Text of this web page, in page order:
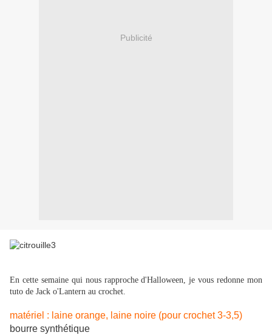
Publicité
En cette semaine qui nous rapproche d'Halloween, je vous redonne mon
tuto de Jack o'Lantern au crochet.
matériel : laine orange, laine noire (pour crochet 3-3,5)
bourre synthétique